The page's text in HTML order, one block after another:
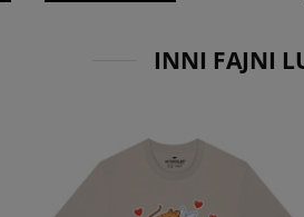
INNI FAJNI